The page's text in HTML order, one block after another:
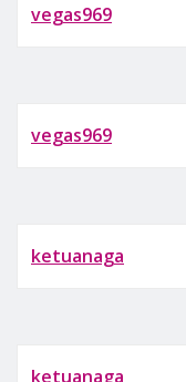
vegas969
vegas969
ketuanaga
ketuanaga